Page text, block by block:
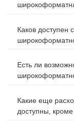
Каков
Есть ли
Какие еще
доступны,